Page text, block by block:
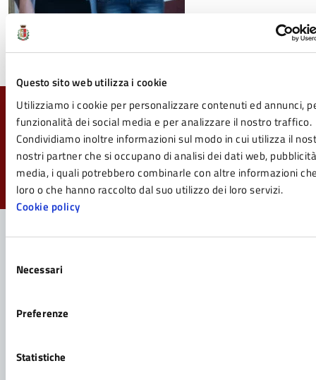
Questo sito web utilizza i cookie
Utilizziamo i cookie per personalizzare contenuti ed annunci,
funzionalità dei social media e per analizzare il nostro traffico.
Condividiamo inoltre informazioni sul modo in cui utilizza il
nostri partner che si occupano di analisi dei dati web,
media, i quali potrebbero combinarle con altre informazioni
loro o che hanno raccolto dal suo utilizzo dei loro servizi.
Cookie policy
delNecessari
Preferenze
Statistiche
20150929_153626.jpg
Quanto sono chiare le informazioni su questa
pagina?
Valuta da 1 a 5 stelle la pagina
Valuta 5 stelle su 5
Valuta 4 stelle su 5
Valuta 3 stelle su 5
Valuta 2 stelle su 5
Valuta 1 stelle su 5
Contatta il Comune
Prenota appuntamento